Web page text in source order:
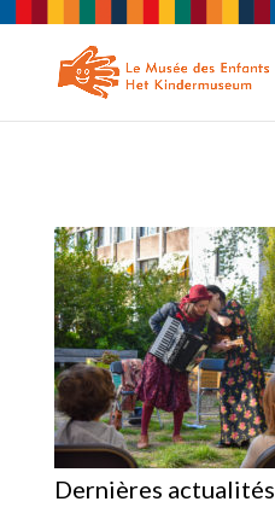
Dernières actualités